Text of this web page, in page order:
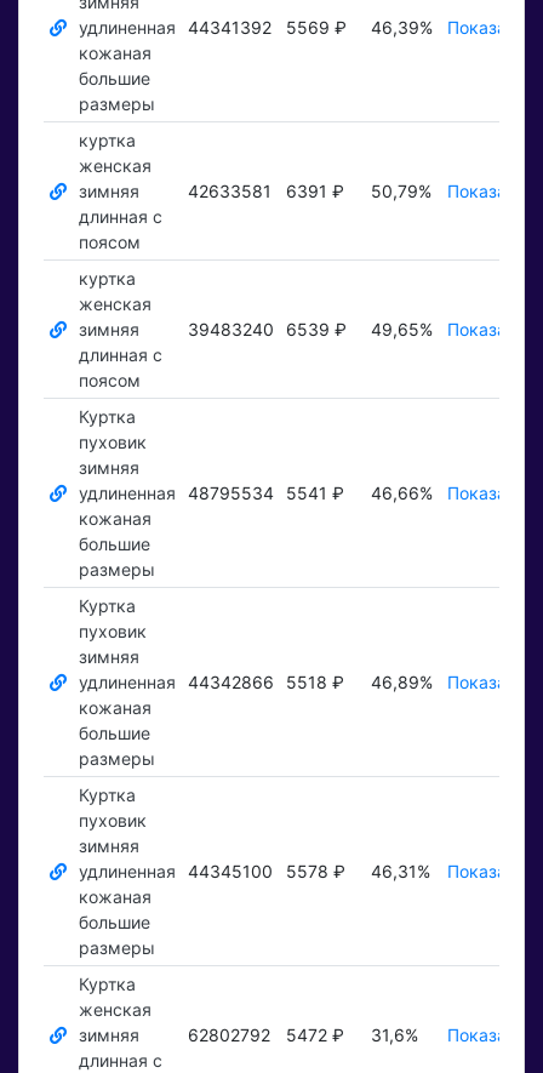
удлиненная
кожаная
большие
размеры
44341392 5569 ₽ 46,39% Показать ₽
куртка
женская
зимняя
длинная с
поясом
42633581 6391 ₽ 50,79% Показать ₽
куртка
женская
зимняя
длинная с
поясом
39483240 6539 ₽ 49,65% Показать ₽
Куртка
пуховик
зимняя
удлиненная
кожаная
большие
размеры
48795534 5541 ₽ 46,66% Показать ₽
Куртка
пуховик
зимняя
удлиненная
кожаная
большие
размеры
44342866 5518 ₽ 46,89% Показать ₽
Куртка
пуховик
зимняя
удлиненная
кожаная
большие
размеры
44345100 5578 ₽ 46,31% Показать ₽
Куртка
женская
зимняя
длинная с
62802792 5472 ₽ 31,6% Показать ₽